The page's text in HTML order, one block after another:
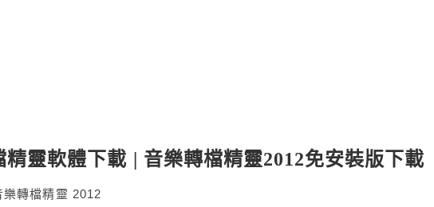
精靈軟體下載 | 音樂轉檔精靈2012免安裝版下載
樂轉檔精靈 2012